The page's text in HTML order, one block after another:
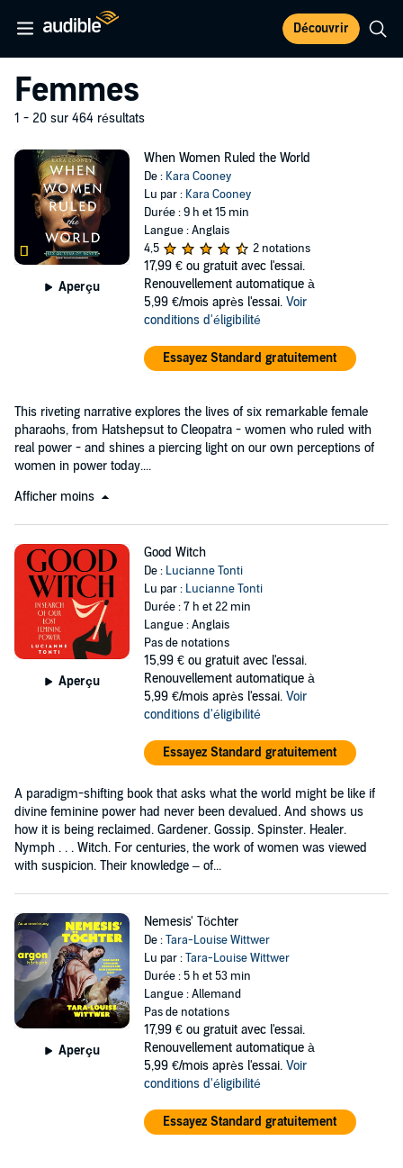
Découvrir
Femmes
1 - 20 sur 464 résultats
Aperçu
When Women Ruled the World
De : Kara Cooney
Lu par : Kara Cooney
Durée : 9 h et 15 min
Langue : Anglais
4,5
2 notations
17,99 € ou gratuit avec l'essai.
Renouvellement automatique à
5,99 €/mois après l'essai. Voir
conditions d'éligibilité
Essayez Standard gratuitement
This riveting narrative explores the lives of six remarkable female
pharaohs, from Hatshepsut to Cleopatra - women who ruled with
real power - and shines a piercing light on our own perceptions of
women in power today....
Afficher moins
Aperçu
Good Witch
De : Lucianne Tonti
Lu par : Lucianne Tonti
Durée : 7 h et 22 min
Langue : Anglais
Pas de notations
15,99 € ou gratuit avec l'essai.
Renouvellement automatique à
5,99 €/mois après l'essai. Voir
conditions d'éligibilité
Essayez Standard gratuitement
A paradigm-shifting book that asks what the world might be like if
divine feminine power had never been devalued. And shows us
how it is being reclaimed. Gardener. Gossip. Spinster. Healer.
Nymph . . . Witch. For centuries, the work of women was viewed
with suspicion. Their knowledge – of...
Aperçu
Nemesis' Töchter
De :Tara-Louise Wittwer
Lu par :Tara-Louise Wittwer
Durée : 5 h et 53 min
Langue : Allemand
Pas de notations
17,99 € ou gratuit avec l'essai.
Renouvellement automatique à
5,99 €/mois après l'essai. Voir
conditions d'éligibilité
Essayez Standard gratuitement